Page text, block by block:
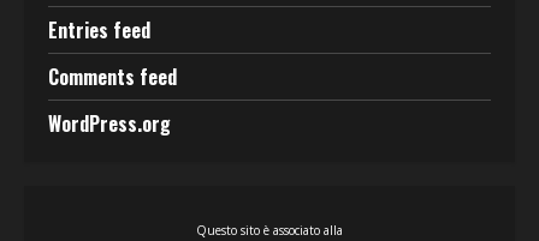
Entries feed
Comments feed
WordPress.org
Questo sito è associato alla